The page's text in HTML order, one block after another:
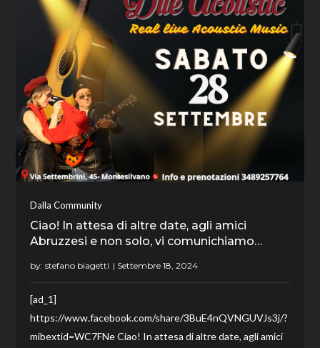
Dalla Community
Ciao! In attesa di altre date, agli amici
Abruzzesi e non solo, vi comunichiamo…
by:stefano biagetti
[ad_1]
https://www.facebook.com/share/3BuE4nQVNGUVJs3j/?
mibextid=WC7FNe Ciao! In attesa di altre date, agli amici